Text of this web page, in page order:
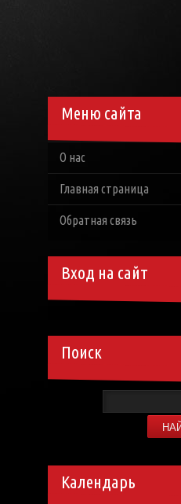
Меню сайта
О нас
Главная страница
Обратная связь
Вход на сайт
Поиск
Календарь